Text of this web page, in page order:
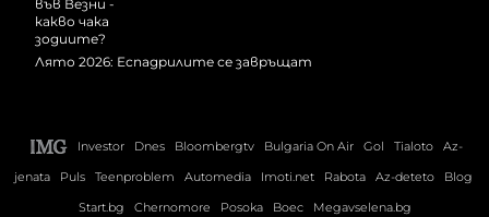
Лято 2026: Еспадрилите се завръщат
Investor Dnes Bloombergtv Bulgaria On Air Gol Tialoto
Az-
jenata
Puls Teenproblem Automedia Imoti.net Rabota Az-deteto
Blog
Start.bg
Chernomore Posoka Boec Megavselena.bg